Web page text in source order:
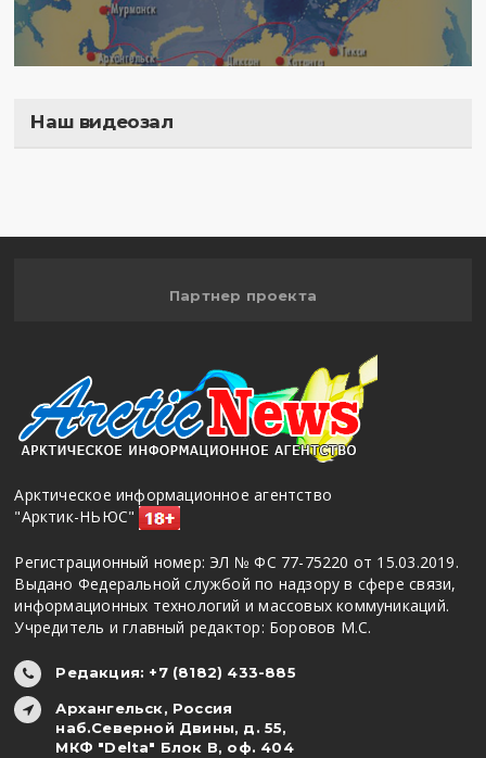
Наш видеозал
Партнер проекта
Арктическое информационное агентство
"Арктик-НЬЮС"
Регистрационный номер: ЭЛ № ФС 77-75220 от 15.03.2019.
Выдано Федеральной службой по надзору в сфере связи,
информационных технологий и массовых коммуникаций.
Учредитель и главный редактор: Боровов М.С.
Редакция: +7 (8182) 433-885
Архангельск, Россия
наб.Северной Двины, д. 55,
МКФ "Delta" Блок В, оф. 404